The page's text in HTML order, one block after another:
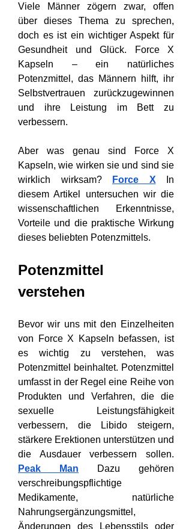
Viele Männer zögern zwar, offen
über dieses Thema zu sprechen,
doch es ist ein wichtiger Aspekt für
Gesundheit und Glück. Force X
Kapseln – ein natürliches
Potenzmittel, das Männern hilft, ihr
Selbstvertrauen zurückzugewinnen
und ihre Leistung im Bett zu
verbessern.
Aber was genau sind Force X
Kapseln, wie wirken sie und sind sie
wirklich wirksam?
Force X In
diesem Artikel untersuchen wir die
wissenschaftlichen Erkenntnisse,
Vorteile und die praktische Wirkung
dieses beliebten Potenzmittels.
Potenzmittel
verstehen
Bevor wir uns mit den Einzelheiten
von Force X Kapseln befassen, ist
es wichtig zu verstehen, was
Potenzmittel beinhaltet. Potenzmittel
umfasst in der Regel eine Reihe von
Produkten und Verfahren, die die
sexuelle Leistungsfähigkeit
verbessern, die Libido steigern,
stärkere Erektionen unterstützen und
Peak Man Dazu gehören
verschreibungspflichtige
Medikamente, natürliche
Nahrungsergänzungsmittel,
Änderungen des Lebensstils oder